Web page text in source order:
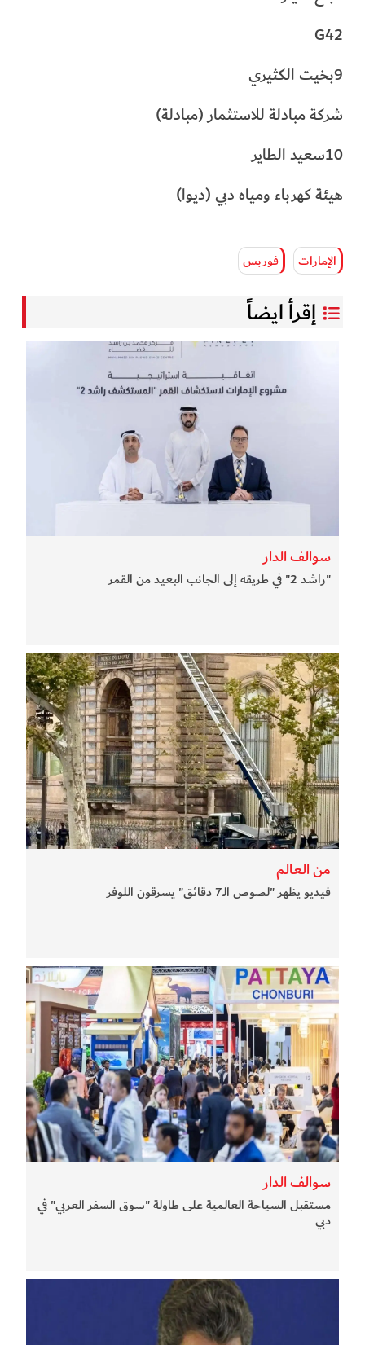
G42
9بخيت الكثيري
شركة مبادلة للاستثمار (مبادلة)
10سعيد الطاير
هيئة كهرباء ومياه دبي (ديوا)
الإمارات فوربس
إقرأ ايضاً
سوالف الدار
"راشد 2" في طريقه إلى الجانب البعيد من القمر
من العالم
فيديو يظهر "لصوص الـ7 دقائق" يسرقون اللوفر
سوالف الدار
مستقبل السياحة العالمية على طاولة "سوق السفر العربي" في
دبي